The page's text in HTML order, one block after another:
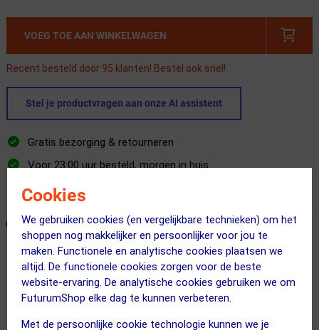
Cookies
We gebruiken cookies (en vergelijkbare technieken) om het
shoppen nog makkelijker en persoonlijker voor jou te
maken. Functionele en analytische cookies plaatsen we
altijd. De functionele cookies zorgen voor de beste
website-ervaring. De analytische cookies gebruiken we om
FuturumShop elke dag te kunnen verbeteren.
Met de persoonlijke cookie technologie kunnen we je
VOEG TOE AAN WINKELWAGEN
Recent besteld door 95 klanten! Bestel ook snel!
Stel je productvragen aan onze AI assistent
Gratis bezorging & retourneren
Voor 23:00 uur besteld, morgen in huis
365 dagen retourrecht
← Terug naar productnavigatie
ONZE AANBEVOLEN COMBINATIE
Garmin
Edge Explore 2 Fietsnavigatie